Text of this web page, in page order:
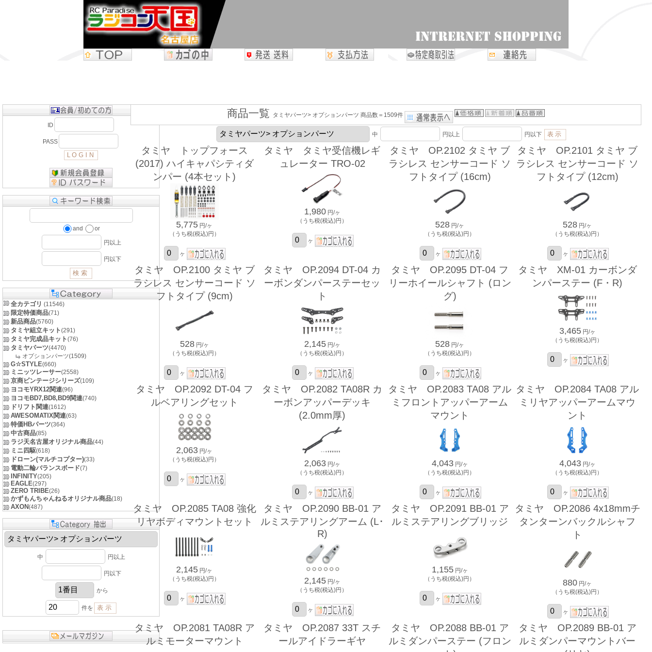
ID
PASS
and or
円以上
円以下
全カテゴリ (11546)
限定特価商品(71)
新品商品(5760)
タミヤ組立キット(291)
タミヤ完成品キット(76)
タミヤパーツ(4470)
オプションパーツ(1509)
G☆STYLE(660)
ミニッツレーサー(2558)
京商ビンテージシリーズ(109)
ヨコモYRX12関連(96)
ヨコモBD7,BD8,BD9関連(740)
ドリフト関連(1612)
AWESOMATIX関連(63)
特価HBパーツ(364)
中古商品(85)
ラジ天名古屋オリジナル商品(44)
ミニ四駆(618)
ドローン(マルチコプター)(33)
電動二輪バランスボード(7)
INFINITY(205)
EAGLE(297)
ZERO TRIBE(26)
かずもんちゃんねるオリジナル商品(18)
AXON(487)
中 円以上
円以下
から
件を
商品一覧 タミヤパーツ> オプションパーツ 商品数＝1509件
中 円以上 円以下
タミヤ トップフォース
(2017) ハイキャパシティダ
ンパー (4本セット)
5,775 円/ヶ
（うち税(税込)円）
ヶ
タミヤ タミヤ受信機レギ
ュレーター TRO-02
1,980 円/ヶ
（うち税(税込)円）
ヶ
タミヤ OP.2102 タミヤ ブ
ラシレス センサーコード ソ
フトタイプ (16cm)
528 円/ヶ
（うち税(税込)円）
ヶ
タミヤ OP.2101 タミヤ ブ
ラシレス センサーコード ソ
フトタイプ (12cm)
528 円/ヶ
（うち税(税込)円）
ヶ
タミヤ OP.2100 タミヤ ブ
ラシレス センサーコード ソ
フトタイプ (9cm)
528 円/ヶ
（うち税(税込)円）
ヶ
タミヤ OP.2094 DT-04 カ
ーボンダンパーステーセッ
ト
2,145 円/ヶ
（うち税(税込)円）
ヶ
タミヤ OP.2095 DT-04 フ
リーホイールシャフト (ロン
グ)
528 円/ヶ
（うち税(税込)円）
ヶ
タミヤ XM-01 カーボンダ
ンパーステー (F・R)
3,465 円/ヶ
（うち税(税込)円）
ヶ
タミヤ OP.2092 DT-04 フ
ルベアリングセット
2,063 円/ヶ
（うち税(税込)円）
ヶ
タミヤ OP.2082 TA08R カ
ーボンアッパーデッキ
(2.0mm厚)
2,063 円/ヶ
（うち税(税込)円）
ヶ
タミヤ OP.2083 TA08 アル
ミフロントアッパーアーム
マウント
4,043 円/ヶ
（うち税(税込)円）
ヶ
タミヤ OP.2084 TA08 アル
ミリヤアッパーアームマウ
ント
4,043 円/ヶ
（うち税(税込)円）
ヶ
タミヤ OP.2085 TA08 強化
リヤボディマウントセット
2,145 円/ヶ
（うち税(税込)円）
ヶ
タミヤ OP.2090 BB-01 ア
ルミステアリングアーム (L･
R)
2,145 円/ヶ
（うち税(税込)円）
ヶ
タミヤ OP.2091 BB-01 ア
ルミステアリングブリッジ
1,155 円/ヶ
（うち税(税込)円）
ヶ
タミヤ OP.2086 4x18mmチ
タンターンバックルシャフ
ト
880 円/ヶ
（うち税(税込)円）
ヶ
タミヤ OP.2081 TA08R ア
ルミモーターマウント
タミヤ OP.2087 33T スチ
ールアイドラーギヤ
タミヤ OP.2088 BB-01 ア
ルミダンパーステー (フロン
タミヤ OP.2089 BB-01 ア
ルミダンパーマウントバー